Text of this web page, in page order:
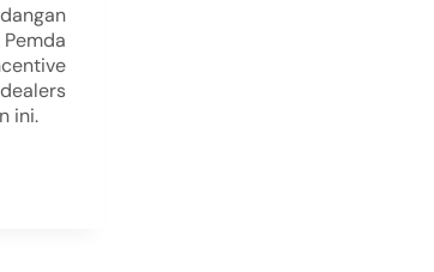
ini.